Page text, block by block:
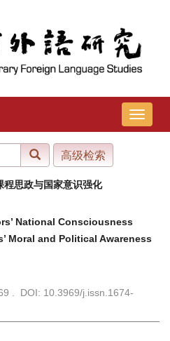
导
航
程思政与国家意识强化
National Consciousness
Moral and Political Awareness
. DOI: 10.3969/j.issn.1674-